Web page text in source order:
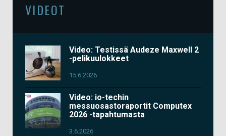
VIDEOT
Video: Testissä Audeze Maxwell 2
-pelikuulokkeet
15.6.2026
Video: io-techin
messuosastoraportit Computex
2026 -tapahtumasta
3.6.2026